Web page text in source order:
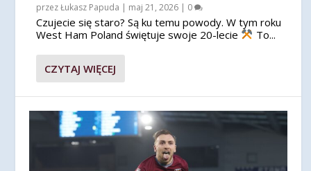
przezŁukasz Papuda | maj 21, 2026 | 0
Czujecie się staro? Są ku temu powody. W tym roku
West Ham Poland świętuje swoje 20-lecie
To...
CZYTAJ WIĘCEJ